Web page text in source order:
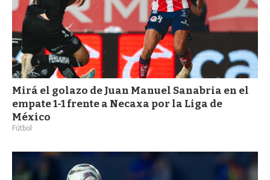
Mirá el golazo de Juan Manuel Sanabria en el
empate 1-1 frente a Necaxa por la Liga de
México
Fútbol